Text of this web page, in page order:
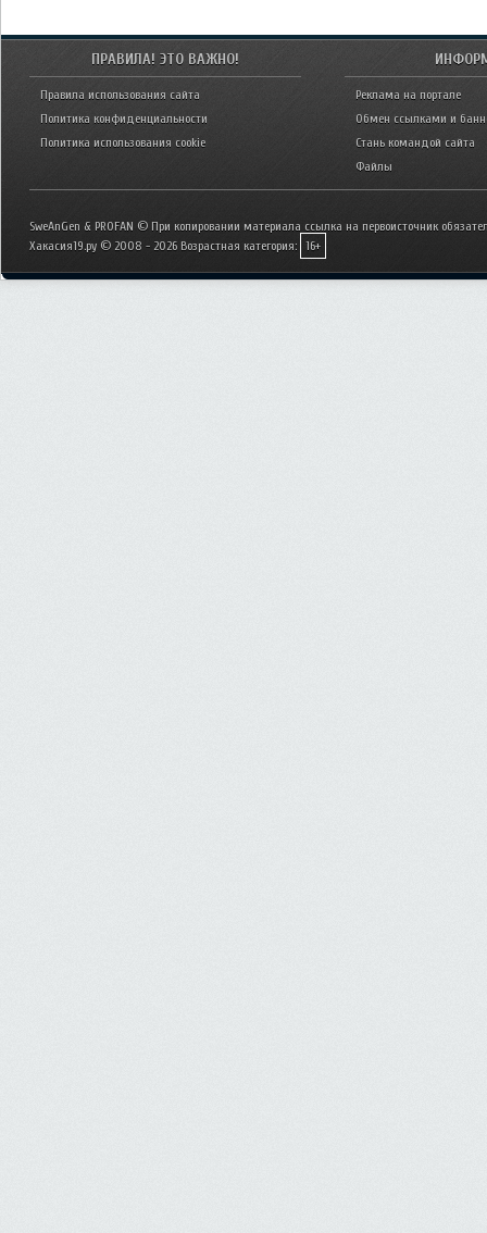
ПРАВИЛА! ЭТО ВАЖНО!
Правила использования сайта
Политика конфиденциальности
Политика использования cookie
Реклама на портале
Обмен ссылками и
Стань командой сайта
Файлы
SweAnGen & PROFAN © При копировании материала ссылка на первоисточник
Хакасия19.ру © 2008 - 2026 Возрастная категория: 16+